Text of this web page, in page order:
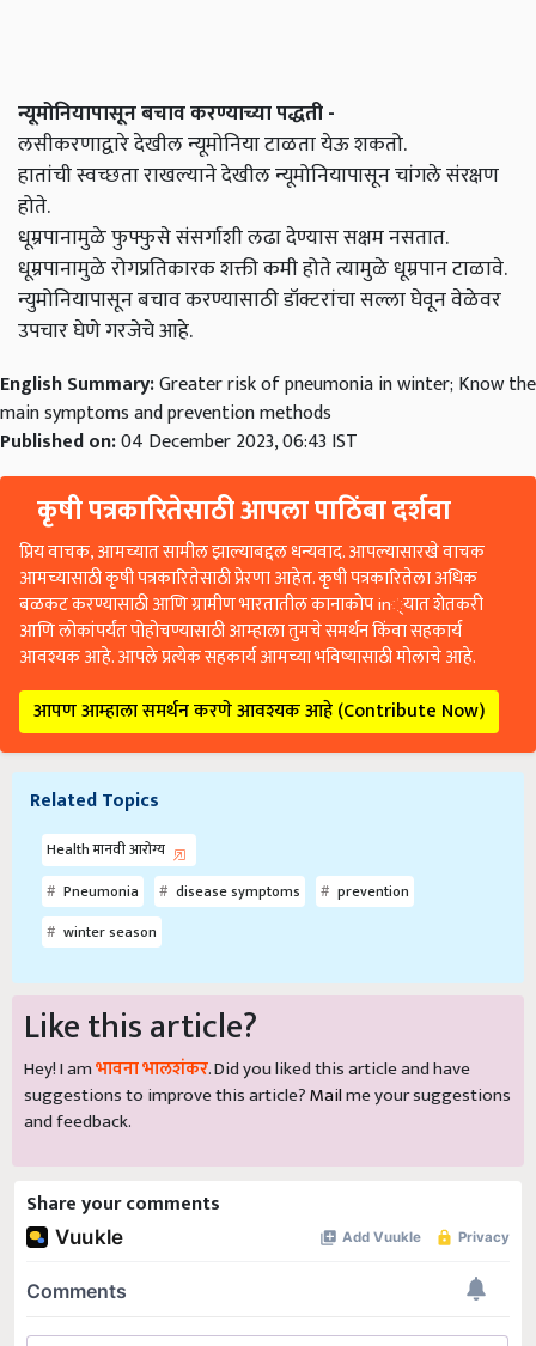
न्यूमोनियापासून बचाव करण्याच्या पद्धती -
लसीकरणाद्वारे देखील न्यूमोनिया टाळता येऊ शकतो.
हातांची स्वच्छता राखल्याने देखील न्यूमोनियापासून चांगले संरक्षण
होते.
धूम्रपानामुळे फुफ्फुसे संसर्गाशी लढा देण्यास सक्षम नसतात.
धूम्रपानामुळे रोगप्रतिकारक शक्ती कमी होते त्यामुळे धूम्रपान टाळावे.
न्युमोनियापासून बचाव करण्यासाठी डॉक्टरांचा सल्ला घेवून वेळेवर
उपचार घेणे गरजेचे आहे.
English Summary:Greater risk of pneumonia in winter; Know the
main symptoms and prevention methods
Published on:04 December 2023, 06:43 IST
कृषी पत्रकारितेसाठी आपला पाठिंबा दर्शवा
प्रिय वाचक, आमच्यात सामील झाल्याबद्दल धन्यवाद. आपल्यासारखे वाचक
आमच्यासाठी कृषी पत्रकारितेसाठी प्रेरणा आहेत. कृषी पत्रकारितेला अधिक
बळकट करण्यासाठी आणि ग्रामीण भारतातील कानाकोप in्यात शेतकरी
आणि लोकांपर्यंत पोहोचण्यासाठी आम्हाला तुमचे समर्थन किंवा सहकार्य
आवश्यक आहे. आपले प्रत्येक सहकार्य आमच्या भविष्यासाठी मोलाचे आहे.
आपण आम्हाला समर्थन करणे आवश्यक आहे (Contribute Now)
Related Topics
Health मानवी आरोग्य
Pneumonia
disease symptoms
prevention
winter season
Like this article?
Hey! I amभावना भालशंकर. Did you liked this article and have
suggestions to improve this article?Mailme your suggestions
and feedback.
Share your comments